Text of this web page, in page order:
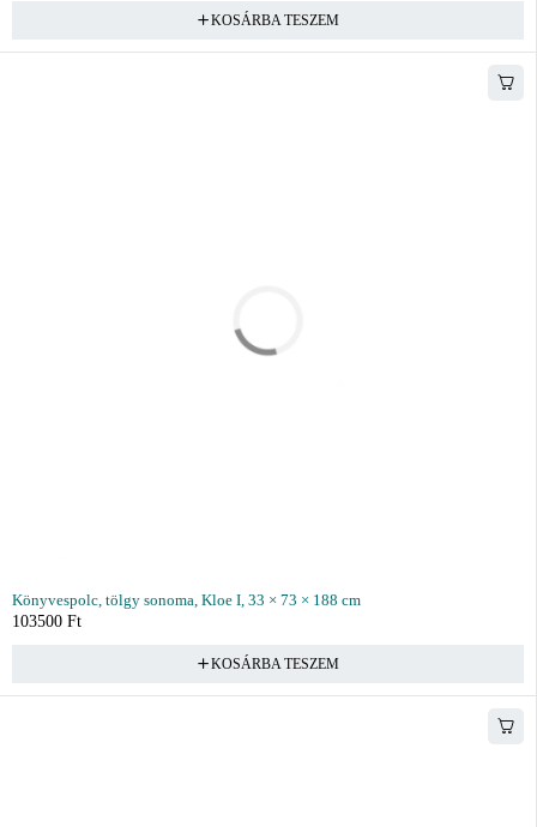
KOSÁRBA TESZEM
Könyvespolc, tölgy sonoma, Kloe I, 33 × 73 × 188 cm
103500 Ft
KOSÁRBA TESZEM